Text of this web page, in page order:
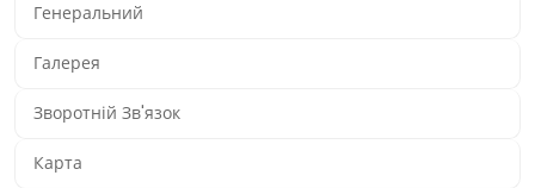
Генеральний
Галерея
Зворотній Зв'язок
Карта